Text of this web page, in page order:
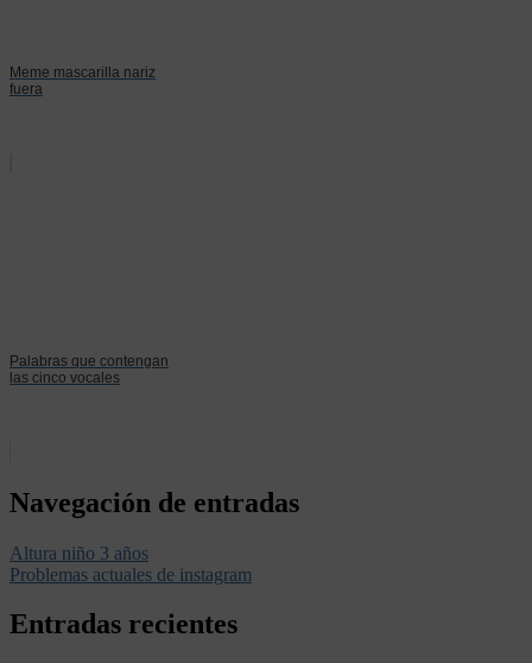
Meme mascarilla nariz
fuera
Palabras que contengan
las cinco vocales
Navegación de entradas
Altura niño 3 años
Problemas actuales de instagram
Entradas recientes